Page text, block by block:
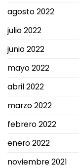
agosto 2022
julio 2022
junio 2022
mayo 2022
abril 2022
marzo 2022
febrero 2022
enero 2022
noviembre 2021